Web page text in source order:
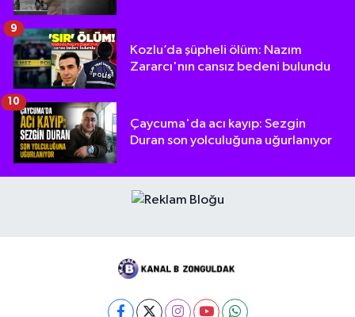
Kozlu’da şüpheli ölüm: Nazım
Zararcı'nın cansız bedeni bulundu
9
Çaycuma'da acı kayıp: Sezgin
Duran son yolculuğuna uğurlanıyor
10